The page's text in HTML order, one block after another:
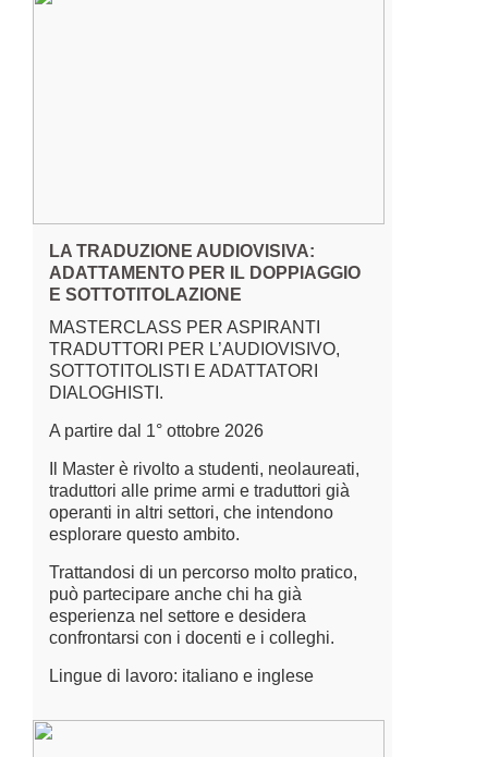
LA TRADUZIONE AUDIOVISIVA:
ADATTAMENTO PER IL DOPPIAGGIO
E SOTTOTITOLAZIONE
MASTERCLASS PER ASPIRANTI
TRADUTTORI PER L’AUDIOVISIVO,
SOTTOTITOLISTI E ADATTATORI
DIALOGHISTI.
A partire dal 1° ottobre 2026
Il Master è rivolto a studenti, neolaureati,
traduttori alle prime armi e traduttori già
operanti in altri settori, che intendono
esplorare questo ambito.
Trattandosi di un percorso molto pratico,
può partecipare anche chi ha già
esperienza nel settore e desidera
confrontarsi con i docenti e i colleghi.
Lingue di lavoro: italiano e inglese